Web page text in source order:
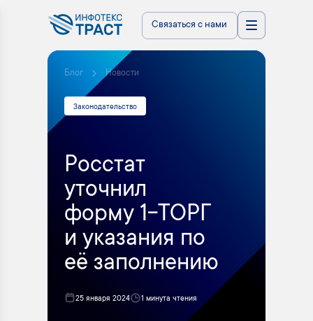
Связаться с нами
Блог Новости
Законодательство
Росстат
уточнил
форму 1-ТОРГ
и указания по
её заполнению
25 января 2024 1 минута чтения